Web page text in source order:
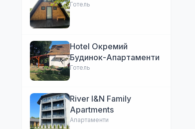
Готель
Hotel Окремий
Будинок-Апартаменти
Готель
River I&N Family
Apartments
Апартаменти